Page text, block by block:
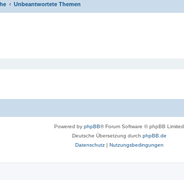
Unbeantwortete Themen
Powered by phpBB® Forum Software © phpBB Limited
Deutsche Übersetzung durch phpBB.de
Datenschutz| Nutzungsbedingungen